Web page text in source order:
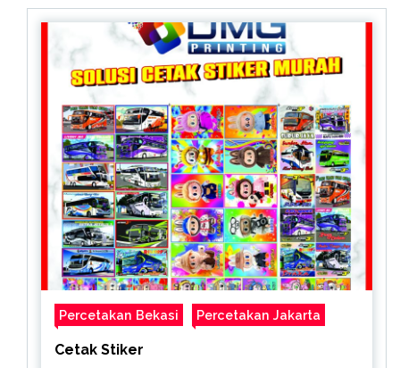
Percetakan Bekasi Percetakan Jakarta
Cetak Stiker